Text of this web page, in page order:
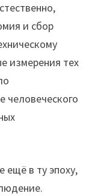
и сбор
измерения тех
человеческого
ещё в ту эпоху,